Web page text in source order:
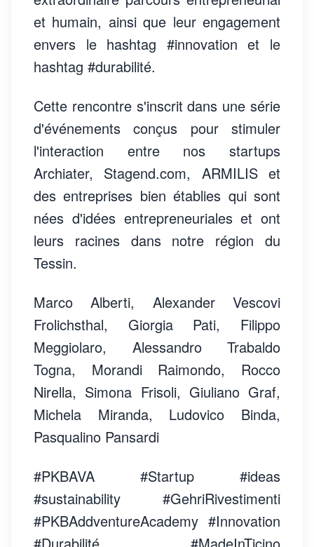
et humain, ainsi que leur engagement
envers le hashtag #innovation et le
hashtag #durabilité.
Cette rencontre s'inscrit dans une série
d'événements conçus pour stimuler
l'interaction entre nos startups
Archiater, Stagend.com, ARMILIS et
des entreprises bien établies qui sont
nées d'idées entrepreneuriales et ont
leurs racines dans notre région du
Tessin.
Marco Alberti, Alexander Vescovi
Frolichsthal, Giorgia Pati, Filippo
Meggiolaro, Alessandro Trabaldo
Togna, Morandi Raimondo, Rocco
Nirella, Simona Frisoli, Giuliano Graf,
Michela Miranda, Ludovico Binda,
Pasqualino Pansardi
#PKBAVA #Startup #ideas
#sustainability #GehriRivestimenti
#PKBAddventureAcademy #Innovation